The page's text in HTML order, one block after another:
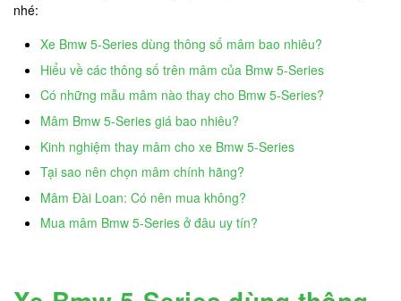
nhé:
Xe Bmw 5-Series dùng thông số mâm bao nhiêu?
Hiểu về các thông số trên mâm của Bmw 5-Series
Có những mẫu mâm nào thay cho Bmw 5-Series?
Mâm Bmw 5-Series giá bao nhiêu?
Kinh nghiệm thay mâm cho xe Bmw 5-Series
Tại sao nên chọn mâm chính hãng?
Mâm Đài Loan: Có nên mua không?
Mua mâm Bmw 5-Series ở đâu uy tín?